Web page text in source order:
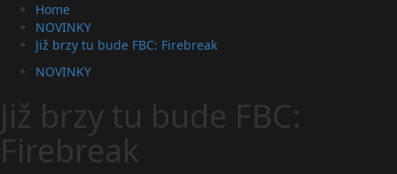
Home
NOVINKY
Již brzy tu bude FBC: Firebreak
NOVINKY
Již brzy tu bude FBC:
Firebreak